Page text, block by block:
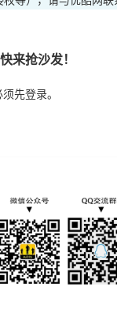
来抢沙发！
须先登录。